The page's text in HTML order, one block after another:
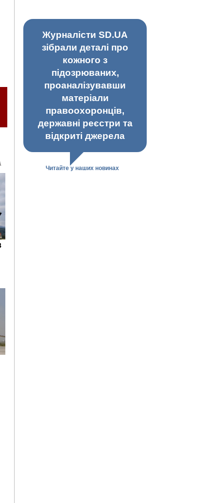
Журналісти SD.UA
зібрали деталі про
кожного з
підозрюваних,
проаналізувавши
матеріали
правоохоронців,
державні реєстри та
відкриті джерела
Читайте у наших новинах